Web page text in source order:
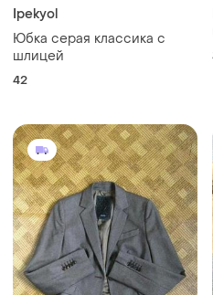
Ipekyol
Юбка серая классика с
шлицей
42